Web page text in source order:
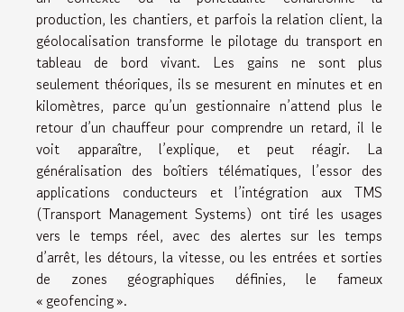
production, les chantiers, et parfois la relation client, la
géolocalisation transforme le pilotage du transport en
tableau de bord vivant. Les gains ne sont plus
seulement théoriques, ils se mesurent en minutes et en
kilomètres, parce qu’un gestionnaire n’attend plus le
retour d’un chauffeur pour comprendre un retard, il le
voit apparaître, l’explique, et peut réagir. La
généralisation des boîtiers télématiques, l’essor des
applications conducteurs et l’intégration aux TMS
(Transport Management Systems) ont tiré les usages
vers le temps réel, avec des alertes sur les temps
d’arrêt, les détours, la vitesse, ou les entrées et sorties
de zones géographiques définies, le fameux
« geofencing ».